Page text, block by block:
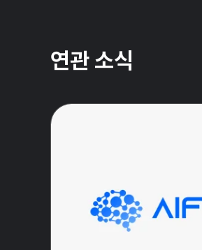
연관 소식